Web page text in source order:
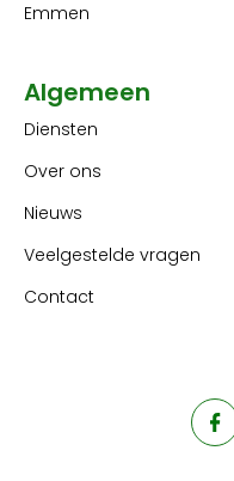
Emmen
Algemeen
Diensten
Over ons
Nieuws
Veelgestelde vragen
Contact